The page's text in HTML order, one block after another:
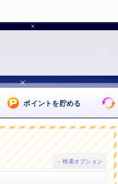
ポイントを貯める